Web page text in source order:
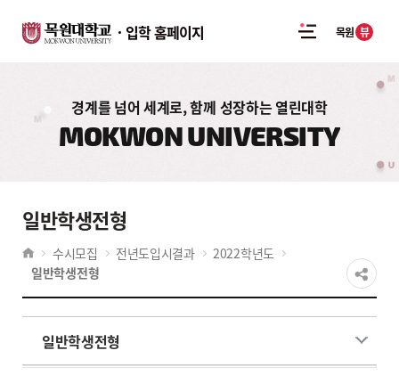
입학 홈페이지 목원 뷰
경계를 넘어 세계로, 함께 성장하는 열린대학
MOKWON UNIVERSITY
일반학생전형
수시모집 전년도입시결과
2022학년도
일반학생전형
일반학생전형